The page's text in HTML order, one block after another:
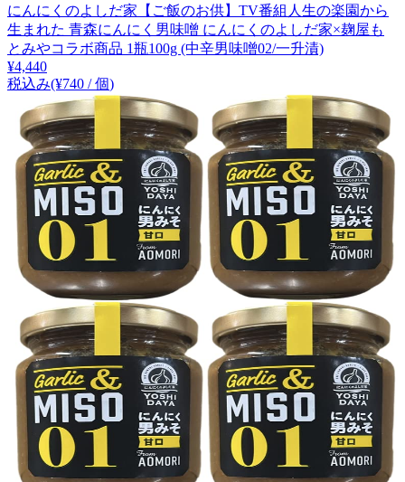
にんにくのよしだ家【ご飯のお供】TV番組人生の楽園から
生まれた 青森にんにく男味噌 にんにくのよしだ家×麹屋も
とみやコラボ商品 1瓶100g (中辛男味噌02/一升漬)
¥4,440
税込み(¥740 / 個)